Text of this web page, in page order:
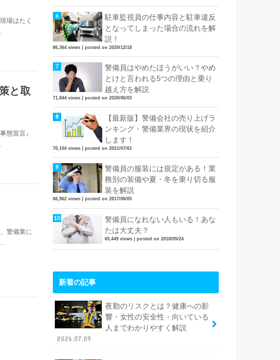
場はたく
と取
態宣言』
警備業に
…
駐車監視員の仕事内容と駐車違反
となってしまった場合の流れを解
説！
86,364 views posted on 2020/12/18
警備員はやめたほうがいい？やめ
とけと言われる5つの理由と乗り
越え方を解説
71,844 views posted on 2020/06/03
【最新版】警備会社の売り上げラ
ンキング・警備業界の現状を紹介
します！
70,104 views posted on 2021/07/01
警備員の服装には規定がある！業
務別の装備や夏・冬を乗り切る服
装を解説
66,962 views posted on 2017/06/05
警備員になれない人もいる！あな
たは大丈夫？
65,449 views posted on 2018/05/24
新着の記事
夜勤のリスクとは？健康への影
響・女性の安全性・向いている
人までわかりやすく解説
2026.07.09